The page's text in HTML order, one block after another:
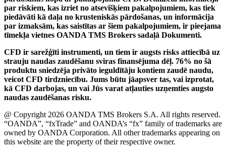
par riskiem, kas izriet no atsevišķiem pakalpojumiem, kas tiek
piedāvāti kā daļa no krusteniskās pārdošanas, un informācija
par izmaksām, kas saistītas ar šiem pakalpojumiem, ir pieejama
tīmekļa vietnes OANDA TMS Brokers sadaļā Dokumenti.
CFD ir sarežģīti instrumenti, un tiem ir augsts risks attiecībā uz
strauju naudas zaudēšanu sviras finansējuma dēļ. 76% no šā
produktu sniedzēja privāto ieguldītāju kontiem zaudē naudu,
veicot CFD tirdzniecību. Jums būtu jāapsver tas, vai izprotat,
kā CFD darbojas, un vai Jūs varat atļauties uzņemties augsto
naudas zaudēšanas risku.
@ Copyright 2026 OANDA TMS Brokers S.A. All rights reserved.
“OANDA”, “fxTrade” and OANDA’s “fx” family of trademarks are
owned by OANDA Corporation. All other trademarks appearing on
this website are the property of their respective owner.